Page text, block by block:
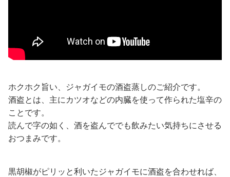
ホクホク旨い、ジャガイモの酒盗蒸しのご紹介です。
酒盗とは、主にカツオなどの内臓を使って作られた塩辛の
ことです。
読んで字の如く、酒を盗んででも飲みたい気持ちにさせる
おつまみです。
黒胡椒がピリッと利いたジャガイモに酒盗を合わせれば、